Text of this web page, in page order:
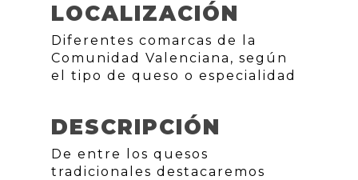
LOCALIZACIÓN
Diferentes comarcas de la
Comunidad Valenciana, según
el tipo de queso o especialidad
DESCRIPCIÓN
De entre los quesos
tradicionales destacaremos